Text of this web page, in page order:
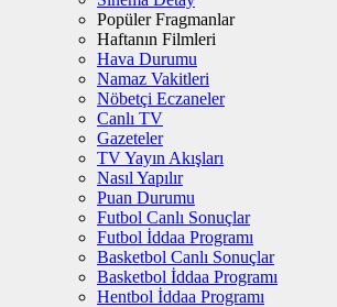
Popüler Fragmanlar
Haftanın Filmleri
Hava Durumu
Namaz Vakitleri
Nöbetçi Eczaneler
Canlı TV
Gazeteler
TV Yayın Akışları
Nasıl Yapılır
Puan Durumu
Futbol Canlı Sonuçlar
Futbol İddaa Programı
Basketbol Canlı Sonuçlar
Basketbol İddaa Programı
Hentbol İddaa Programı